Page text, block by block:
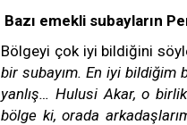
Bazı emekli subayların
Bölgeyi çok iyi bildiğini
bir subayım. En iyi
yanlış… Hulusi Akar, o
bölge ki, orada